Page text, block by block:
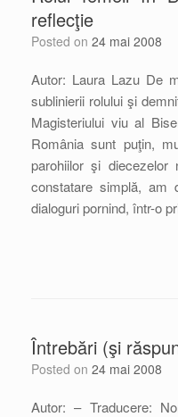
reflecţie
Posted on 24 mai 2008
Autor: Laura Lazu De
sublinierii rolului şi
Magisteriului viu al
România sunt puţin,
parohiilor şi
constatare simplă,
dialoguri pornind, într-o
Întrebări (şi
Posted on 24 mai 2008
Autor: – Traducere: